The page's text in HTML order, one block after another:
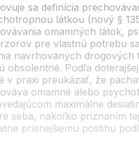
sa definícia
látkou (nový §
omamných látok,
pre vlastnú potrebu
navrhovaných drogových
obsolentné. Podľa
v praxi preukázať, že
omamné alebo
maximálne
seba, nakoľko priznaním
prísnejšiemu postihu